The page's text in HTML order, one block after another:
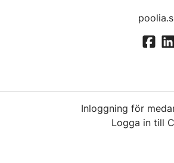
Inloggning för
Logga in till